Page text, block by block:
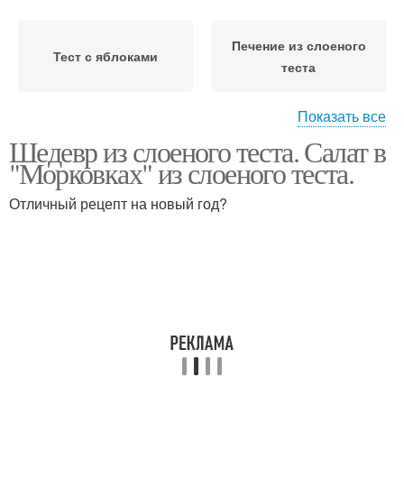
Тест с яблоками
Печение из слоеного
теста
Тест с яблоком Тест с колбасой
Показать все
Шедевр из слоеного теста. Салат в
"Морковках" из слоеного теста.
Отличный рецепт на новый год?